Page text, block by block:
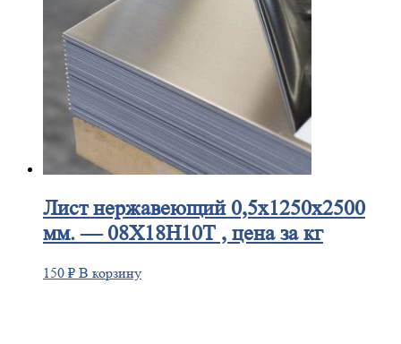
Листнержавеющий 0,5x1250x2500
мм. — 08Х18Н10Т , цена за кг
150 ₽ В корзину